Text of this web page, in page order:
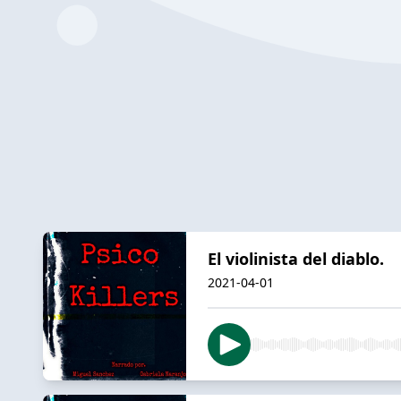
El violinista del diablo.
2021-04-01